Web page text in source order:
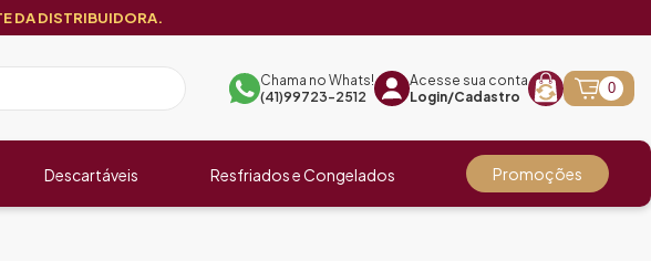
DA DISTRIBUIDORA.
Chama no Whats!
(41)99723-2512
Acesse sua conta
Login/Cadastro
0
Descartáveis Resfriados e Congelados Promoções